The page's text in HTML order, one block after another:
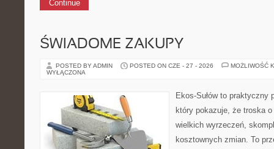
Continue
ŚWIADOME ZAKUPY
POSTED BY ADMIN POSTED ON CZE - 27 - 2026
MOŻLIWOŚĆ
WYŁĄCZONA
Ekos-Sułów to praktyczny
który pokazuje, że troska
wielkich wyrzeczeń,
kosztownych zmian. To